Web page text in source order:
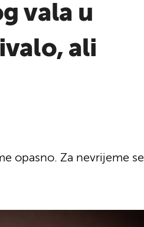
vala u
ali
opasno. Za nevrijeme se